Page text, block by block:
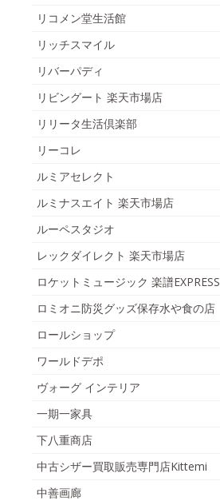
リコメン堂生活館
リッチスマイル
リバーパディ
リビングート 楽天市場店
リリータ生活倶楽部
リーコレ
ルミアセレクト
ルミナスエイト 楽天市場店
ルーペスタジオ
レックダイレクト 楽天市場店
ロケットミュージック 楽譜EXPRESS
ロミオニ防災グッズ保存水や食の店
ロールショップ
ワールドデポ
ヴォーグ インテリア
一期一家具
下八重商店
中古シザー買取販売専門店Kittemi
中善画廊